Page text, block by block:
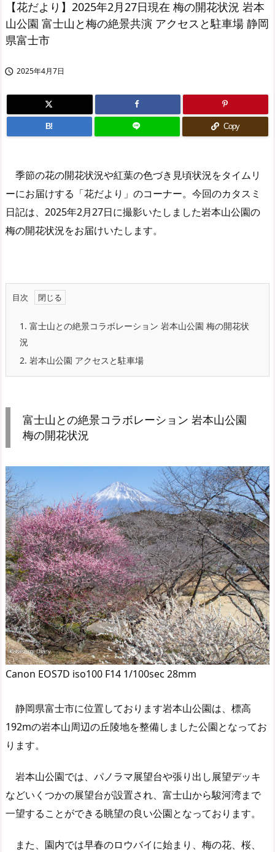
【花だより】2025年2月27日現在 梅の開花状況 岩本
山公園 富士山と梅の絶景共演 アクセスと駐車場 静岡
県富士市
 2025年4月7日
B! Copy
季節の花の開花状況や紅葉の色づき見頃状況をタイムリ
ーにお届けする「花だより」のコーナー。今回のカタスミ
日記は、2025年2月27日に撮影いたしました岩本山公園の
梅の開花状況をお届けいたします。
目次
1. 富士山との絶景コラボレーション 岩本山公園 梅の開花状
況
2. 岩本山公園 アクセスと駐車場
富士山との絶景コラボレーション 岩本山公園
梅の開花状況
Canon EOS7D iso100 F14 1/100sec 28mm
静岡県富士市に位置しております岩本山公園は、標高
192mの岩本山周辺の丘陵地を整備しました公園となってお
ります。
岩本山公園では、パノラマ展望台や張り出し展望デッキ
などいくつかの展望台が設置され、富士山から駿河湾まで
一望することができる眺望の良い公園となっております。
また、園内では早春のロウバイに始まり、梅の花、桜、